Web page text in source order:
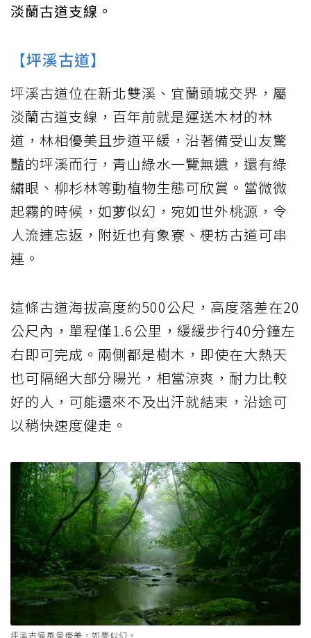
淡蘭古道支線。
【坪溪古道】
坪溪古道位在新北雙溪、宜蘭頭城交界，屬
淡蘭古道支線，百年前就是運送木材的林
道，林相優美且步道平緩，沿著備受山友驚
豔的坪溪而行，青山綠水一覽無遺，還有綠
繡眼、柳杉林等動植物生態可欣賞。當微微
起霧的時候，如萝似幻，宛如世外桃源，令
人流連忘返，附近也有象寮、梗枋古道可串
連。
這條古道海拔高度約500公尺，高度落差在20
公尺內，單程僅1.6公里，緩緩步行40分鐘左
右即可完成。兩側都是樹木，即使在大熱天
也可隔絕大部分陽光，相當涼爽，耐力比較
好的人，可能還來不及出汗就結束，沿途可
以稍快速度健走。
坪溪古道風景優美，如夢似幻。